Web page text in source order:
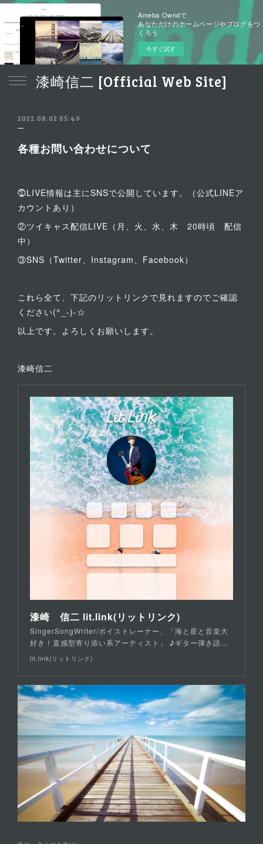
Ameba Owndで
あなただけのホームページやブログをつ
くろう
今すぐ試す
漆崎信二 [Official Web Site]
2022.08.02 05:49
各種お問い合わせについて
⓵LIVE情報は主にSNSで公開しています。（公式LINEア
カウントあり）
②ツイキャス配信LIVE（月、火、水、木 20時頃 配信
中）
③SNS（Twitter、Instagram、Facebook）
これら全て、下記のリットリンクで見れますのでご確認
ください(^_-)-☆
以上です。よろしくお願いします。
漆崎信二
漆崎 信二 lit.link(リットリンク)
SingerSongWriter/ボイストレーナー、「海と星と音楽大
好き！直感型寄り添い系アーティスト」 ♪ギター弾き語…
lit.link(リットリンク)